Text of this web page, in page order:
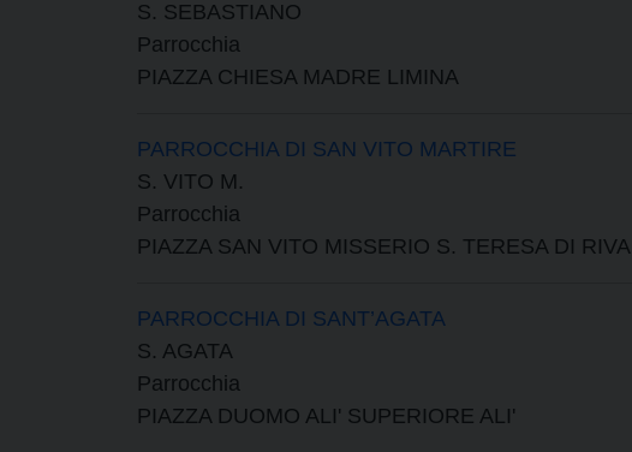
S. SEBASTIANO
Parrocchia
PIAZZA CHIESA MADRE LIMINA
PARROCCHIA DI SAN VITO MARTIRE
S. VITO M.
Parrocchia
PIAZZA SAN VITO MISSERIO S. TERESA DI RIVA
PARROCCHIA DI SANT’AGATA
S. AGATA
Parrocchia
PIAZZA DUOMO ALI' SUPERIORE ALI'